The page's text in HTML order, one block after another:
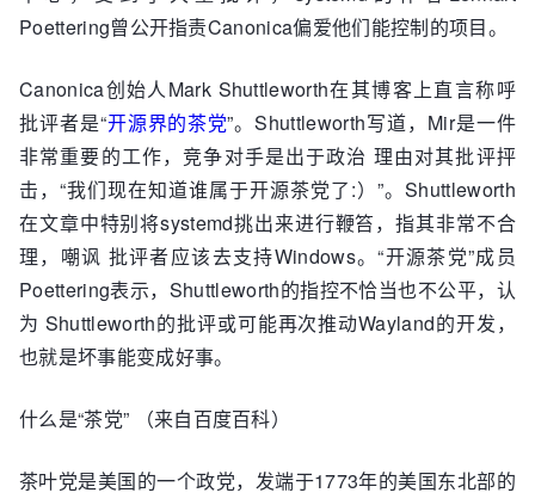
Poettering曾公开指责Canonica偏爱他们能控制的项目。
Canonica创始人Mark Shuttleworth在其博客上直言称呼
批评者是“开源界的茶党”。Shuttleworth写道，Mir是一件
非常重要的工作，竞争对手是出于政治 理由对其批评抨
击，“我们现在知道谁属于开源茶党了:）”。Shuttleworth
在文章中特别将systemd挑出来进行鞭笞，指其非常不合
理，嘲讽 批评者应该去支持Windows。“开源茶党”成员
Poettering表示，Shuttleworth的指控不恰当也不公平，认
为 Shuttleworth的批评或可能再次推动Wayland的开发，
也就是坏事能变成好事。
什么是“茶党” （来自百度百科）
茶叶党是美国的一个政党，发端于1773年的美国东北部的